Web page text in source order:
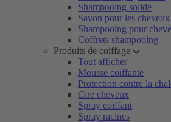
Shampooing solide
Savon pour les cheveux
Shampooing pour
Coffrets shampooing
Produits de coiffage
Tout afficher
Mousse coiffante
Protection contre la
Cire cheveux
Spray coiffant
Spray racines